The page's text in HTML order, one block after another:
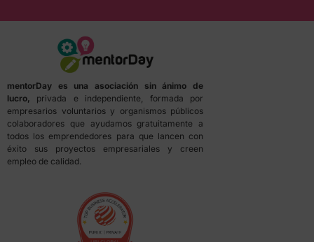
mentorDay es una asociación sin ánimo de
lucro, privada e independiente, formada por
empresarios voluntarios y organismos públicos
colaboradores que ayudamos gratuitamente a
todos los emprendedores para que lancen con
éxito sus proyectos empresariales y creen
empleo de calidad.